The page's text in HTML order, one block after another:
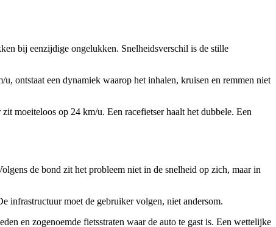
bij eenzijdige ongelukken. Snelheidsverschil is de stille
ontstaat een dynamiek waarop het inhalen, kruisen en remmen niet
moeiteloos op 24 km/u. Een racefietser haalt het dubbele. Een
de bond zit het probleem niet in de snelheid op zich, maar in
infrastructuur moet de gebruiker volgen, niet andersom.
en zogenoemde fietsstraten waar de auto te gast is. Een wettelijke